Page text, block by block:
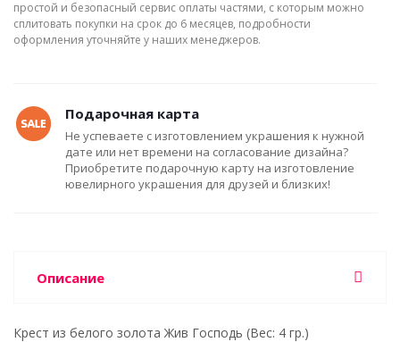
простой и безопасный сервис оплаты частями, с которым можно
сплитовать покупки на срок до 6 месяцев, подробности
оформления уточняйте у наших менеджеров.
Подарочная карта
Не успеваете с изготовлением украшения к нужной
дате или нет времени на согласование дизайна?
Приобретите подарочную карту на изготовление
ювелирного украшения для друзей и близких!
Описание
Крест из белого золота Жив Господь (Вес: 4 гр.)